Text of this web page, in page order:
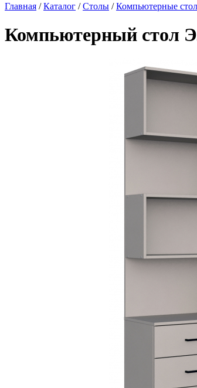
Главная /Каталог /Столы /Компьютерные
Компьютерный стол